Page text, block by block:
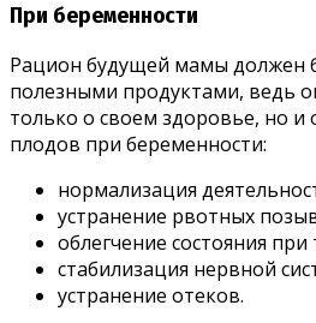
При беременности
Рацион будущей мамы должен
полезными продуктами, ведь
только о своем здоровье, но
плодов при беременности:
нормализация
устранение рвотных
облегчение состояния при
стабилизация нервной
устранение отеков.